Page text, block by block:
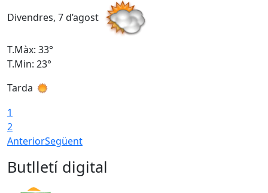
Divendres, 7 d’agost
T.Màx: 33°
T.Min: 23°
Tarda
1
2
AnteriorSegüent
Butlletí digital